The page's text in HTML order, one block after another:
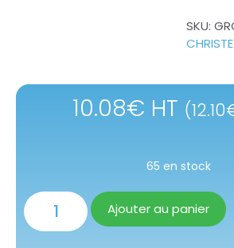
SKU:
10.08€ HT (12.10
65 en stock
Ajouter au panier